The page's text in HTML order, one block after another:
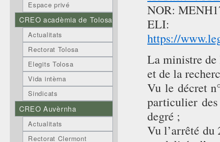
NOR:
ELI:
https://
La ministre de
et de la
Vu le décret
particulier des
degré ;
Vu l’arrêté du
Espace privé
CREO acadèmia de Tolosa
Actualitats
Rectorat Tolosa
Elegits Tolosa
Vida intèrna
Sindicats
CREO Auvèrnha
Actualitats
Rectorat Clermont